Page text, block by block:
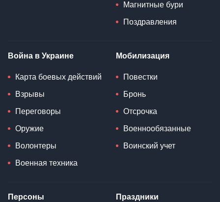
Магнитные бури
Поздравления
Война в Украине
Карта боевых действий
Взрывы
Переговоры
Оружие
Волонтеры
Военная техника
Мобилизация
Повестки
Бронь
Отсрочка
Военнообязанные
Воинский учет
Персоны Праздники